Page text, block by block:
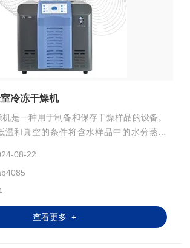
冷冻干燥机
是一种用于制备和保存干燥样品的设备。
温和真空的条件将含水样品中的水分蒸发
、食品、药物等的干燥处理。
08-22
查看更多 +